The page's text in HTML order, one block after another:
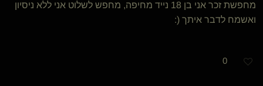
מחפשת זכר אני בן 18 נייד מחיפה, מחפש לשלוט אני ללא ניסיון
ואשמח לדבר איתך (:
0